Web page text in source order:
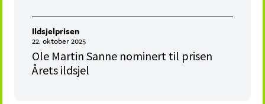
Ildsjelprisen
22. oktober 2025
Ole Martin Sanne nominert til prisen
Årets ildsjel